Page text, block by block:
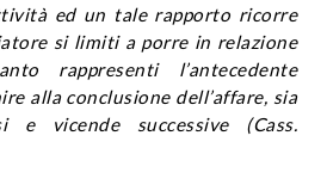
ed un tale rapporto ricorre
si limiti a porre in relazione
rappresenti l’antecedente
alla conclusione dell’affare, sia
e vicende successive (Cass.